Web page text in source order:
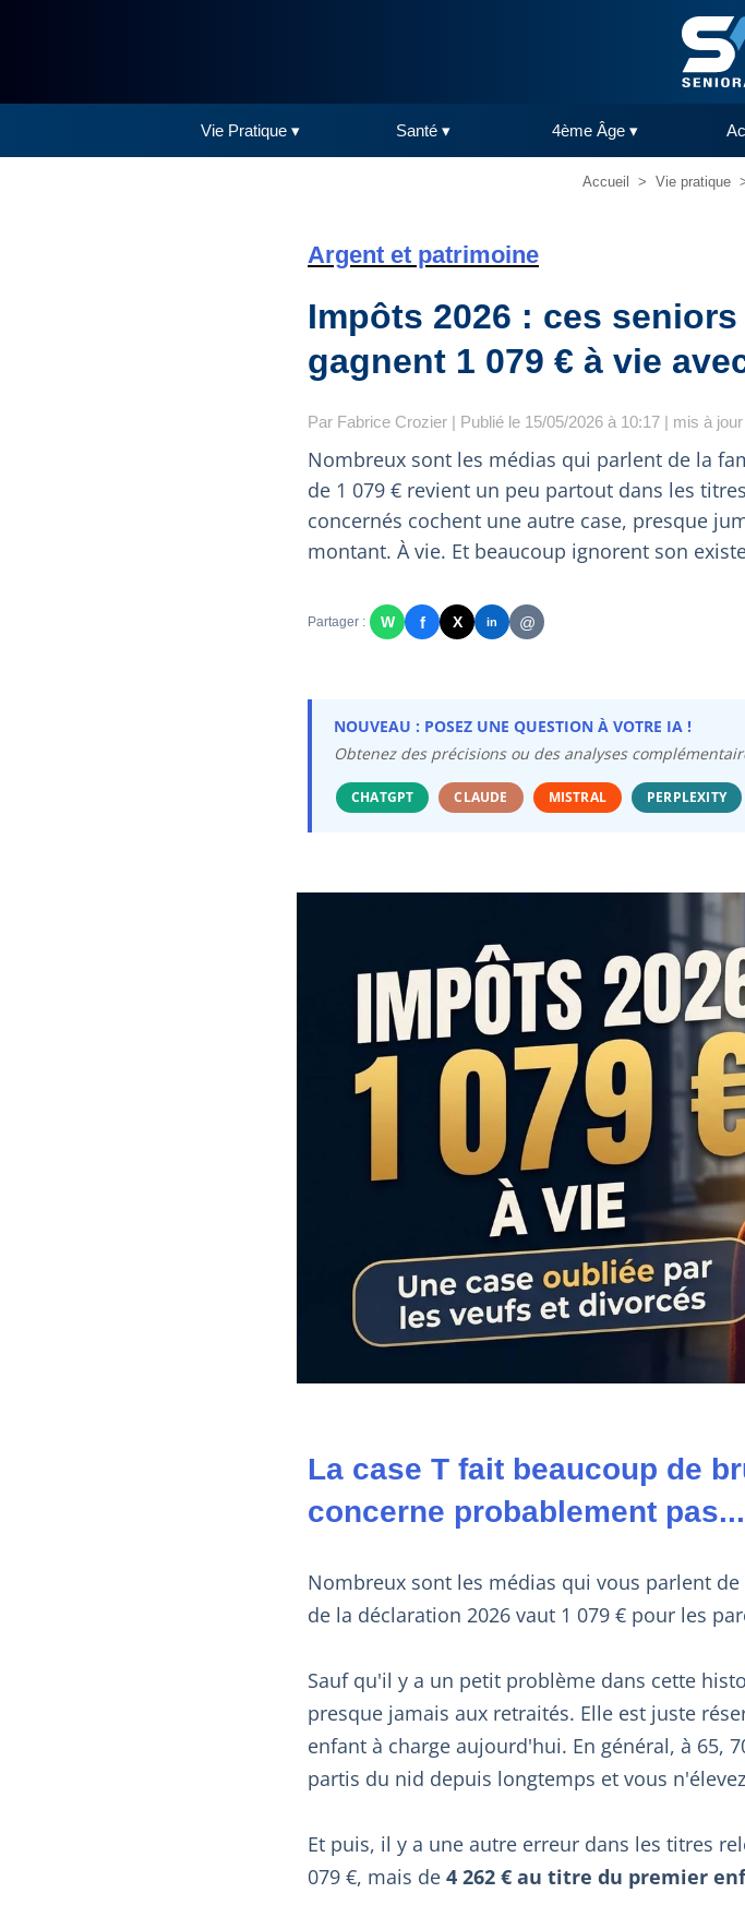
Vie Pratique ▾ Santé ▾ 4ème Âge ▾
Accueil > Vie pratique
Argent et patrimoine
Impôts 2026 : ces
gagnent 1 079 € à vie
Par Fabrice Crozier | Publié le 15/05/2026 à 10:17 | mis à
Nombreux sont les médias qui parlent de la
de 1 079 € revient un peu partout dans les
concernés cochent une autre case, presque
montant. À vie. Et beaucoup ignorent son
Partager : W f X in @
NOUVEAU : POSEZ UNE QUESTION À VOTRE IA !
Obtenez des précisions ou des analyses
CHATGPT CLAUDE MISTRAL PERPLEXITY
La case T fait beaucoup de
concerne probablement pas...
Nombreux sont les médias qui vous parlent
de la déclaration 2026 vaut 1 079 € pour les
Sauf qu'il y a un petit problème dans cette
presque jamais aux retraités. Elle est juste
enfant à charge aujourd'hui. En général, à 65,
partis du nid depuis longtemps et vous
Et puis, il y a une autre erreur dans les titres
079 €, mais de 4 262 € au titre du premier